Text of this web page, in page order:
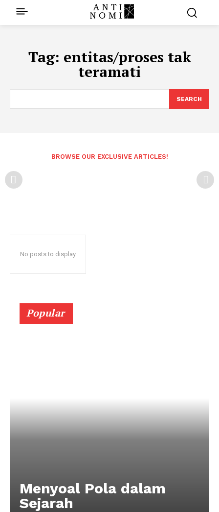
Tag: entitas/proses tak
teramati
SEARCH
BROWSE OUR EXCLUSIVE ARTICLES!
No posts to display
Popular
Menyoal Pola dalam
Sejarah